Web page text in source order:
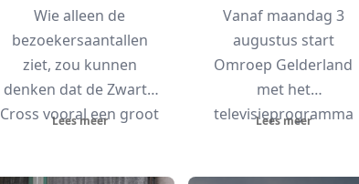
Wie alleen de
bezoekersaantallen
ziet, zou kunnen
denken dat de Zwarte
Cross vooral een groot
Lees meer
Vanaf maandag 3
augustus start
Omroep Gelderland
met het
televisieprogramma
Lees meer